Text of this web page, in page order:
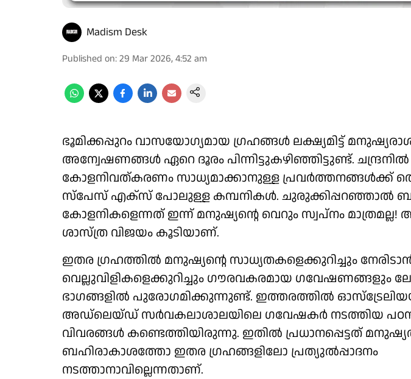
Madism Desk
Published on:29 Mar 2026, 4:52 am
ഭൂമിക്കപ്പുറം വാസയോ​ഗ്യമായ ​ഗ്രഹങ്ങൾ ലക്ഷ്യമിട്ട്
അന്വേഷണങ്ങൾ ഏറെ ദൂരം പിന്നിട്ടുകഴിഞ്ഞിട്ടുണ്ട്. ചന്ദ്രനിൽ
കോളനിവത്കരണം സാധ്യമാക്കാനുള്ള പ്രവർത്തനങ്ങൾക്ക്
സ്പേസ് എക്സ് പോലുള്ള കമ്പനികൾ. ചുരുക്കിപ്പറ‍ഞ്ഞാൽ
കോളനികളെന്നത് ഇന്ന് മനുഷ്യന്റെ വെറും സ്വപ്നം
ശാസ്ത്ര വിജയം കൂടിയാണ്.
ഇതര ​ഗ്രഹത്തിൽ മനുഷ്യന്റെ സാധ്യതകളെക്കുറിച്ചും
വെല്ലുവിളികളെക്കുറിച്ചും ​ഗൗരവകരമായ ​ഗവേഷണങ്ങളും
ഭാ​ഗങ്ങളിൽ പുരോ​ഗമിക്കുന്നുണ്ട്. ഇത്തരത്തിൽ
അഡ്‌ലെയ്ഡ് സർവകലാശാലയിലെ ഗവേഷകർ നടത്തിയ
വിവരങ്ങൾ കണ്ടെത്തിയിരുന്നു. ഇതിൽ പ്രധാനപ്പെട്ടത്
ബഹിരാകാശത്തോ ഇതര ​ഗ്രഹങ്ങളിലോ പ്രത്യുൽപ്പാദനം
നടത്താനാവില്ലെന്നതാണ്.